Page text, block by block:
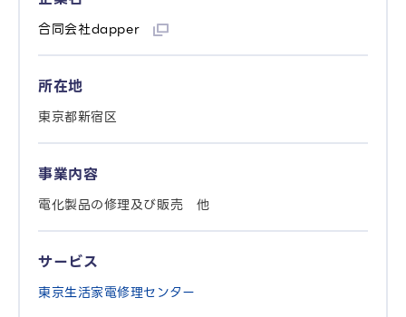
合同会社dapper
所在地
東京都新宿区
事業内容
電化製品の修理及び販売 他
サービス
東京生活家電修理センター